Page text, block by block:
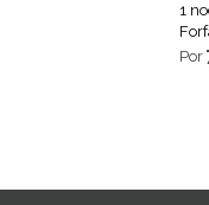
1
Por